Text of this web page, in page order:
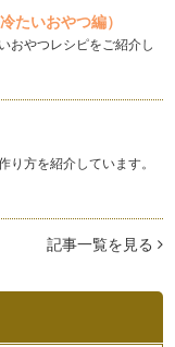
ソムリエの岩本 香
ムリエの岩本 香で
ムリエの岩本 香で
岩本香です。 一
たいおやつ編）
おやつレシピをご紹介し
方を紹介しています。
記事一覧を見る